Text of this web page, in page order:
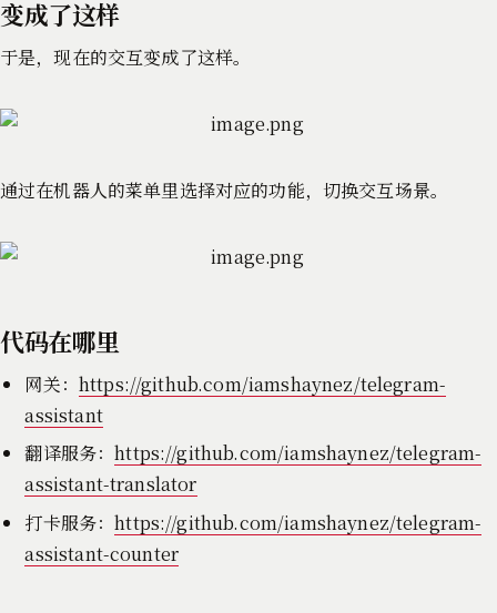
变成了这样
于是，现在的交互变成了这样。
通过在机器人的菜单里选择对应的功能，切换交互场景。
代码在哪里
网关： https://github.com/iamshaynez/telegram-
assistant
翻译服务：https://github.com/iamshaynez/telegram-
assistant-translator
打卡服务：https://github.com/iamshaynez/telegram-
assistant-counter